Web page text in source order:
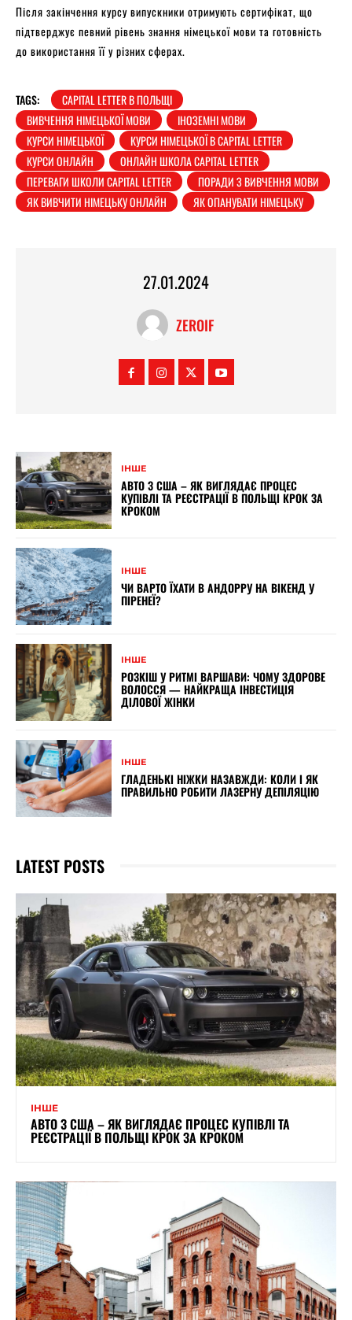
Після закінчення курсу випускники отримують сертифікат, що
підтверджує певний рівень знання німецької мови та готовність
до використання її у різних сферах.
TAGS:
CAPITAL LETTER В ПОЛЬЩІ
ВИВЧЕННЯ НІМЕЦЬКОЇ МОВИ
ІНОЗЕМНІ МОВИ
КУРСИ НІМЕЦЬКОЇ
КУРСИ НІМЕЦЬКОЇ В CAPITAL LETTER
КУРСИ ОНЛАЙН
ОНЛАЙН ШКОЛА CAPITAL LETTER
ПЕРЕВАГИ ШКОЛИ CAPITAL LETTER
ПОРАДИ З ВИВЧЕННЯ МОВИ
ЯК ВИВЧИТИ НІМЕЦЬКУ ОНЛАЙН
ЯК ОПАНУВАТИ НІМЕЦЬКУ
27.01.2024
ZEROIF
ІНШЕ
АВТО З США – ЯК ВИГЛЯДАЄ ПРОЦЕС
КУПІВЛІ ТА РЕЄСТРАЦІЇ В ПОЛЬЩІ КРОК ЗА
КРОКОМ
ІНШЕ
ЧИ ВАРТО ЇХАТИ В АНДОРРУ НА ВІКЕНД У
ПІРЕНЕЇ?
ІНШЕ
РОЗКІШ У РИТМІ ВАРШАВИ: ЧОМУ ЗДОРОВЕ
ВОЛОССЯ — НАЙКРАЩА ІНВЕСТИЦІЯ
ДІЛОВОЇ ЖІНКИ
ІНШЕ
ГЛАДЕНЬКІ НІЖКИ НАЗАВЖДИ: КОЛИ І ЯК
ПРАВИЛЬНО РОБИТИ ЛАЗЕРНУ ДЕПІЛЯЦІЮ
LATEST POSTS
ІНШЕ
АВТО З США – ЯК ВИГЛЯДАЄ ПРОЦЕС КУПІВЛІ ТА
РЕЄСТРАЦІЇ В ПОЛЬЩІ КРОК ЗА КРОКОМ